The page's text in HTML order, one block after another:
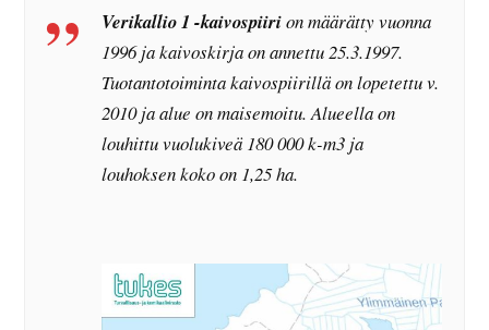
Verikallio 1 -kaivospiirion määrätty vuonna
1996 ja kaivoskirja on annettu 25.3.1997.
Tuotantotoiminta kaivospiirillä on lopetettu v.
2010 ja alue on maisemoitu. Alueella on
louhittu vuolukiveä 180 000 k-m3 ja
louhoksen koko on 1,25 ha.